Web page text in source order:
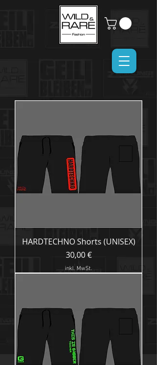
HARDTECHNO Shorts (UNISEX)
Preis
30,00 €
inkl. MwSt.